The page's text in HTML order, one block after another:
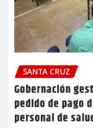
SANTA CRUZ
Gobernación
pedido de pago
personal de